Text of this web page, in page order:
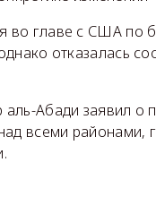
во главе с США по
отказалась
Абади заявил о
всеми районами,